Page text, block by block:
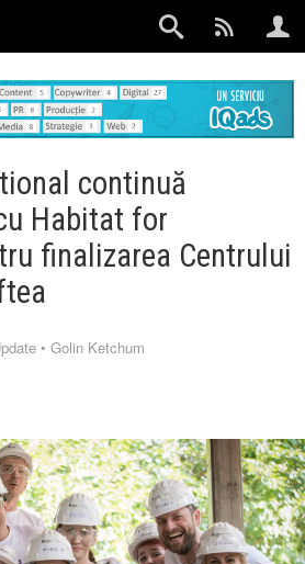
continuă
Habitat for
finalizarea Centrului
• Golin Ketchum